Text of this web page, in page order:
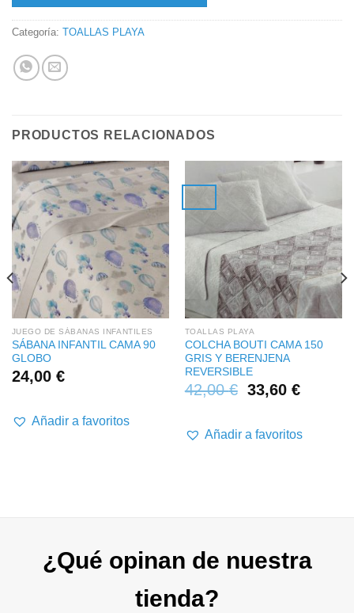
Categoría: TOALLAS PLAYA
PRODUCTOS RELACIONADOS
JUEGO DE SÁBANAS INFANTILES
SÁBANA INFANTIL CAMA 90
GLOBO
24,00 €
Añadir a favoritos
TOALLAS PLAYA
COLCHA BOUTI CAMA 150
GRIS Y BERENJENA
REVERSIBLE
42,00€ 33,60 €
Añadir a favoritos
¿Qué opinan de nuestra
tienda?